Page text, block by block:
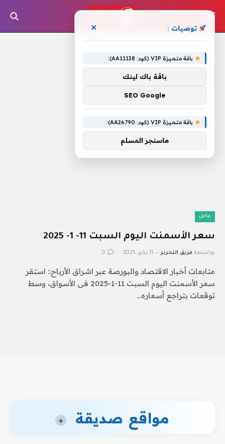
إمفيتامين
عاجل
سعر الأسمنت اليوم السبت 11- 1- 2025
بواسطة فريق التحرير 11 يناير، 2025 0
متابعات أخبار الاقتصاد والبورصة عبر اشراق الأرباح:: استقر
سعر الأسمنت اليوم السبت 11-1-2025 فى الأسواق، وسط
توقعات بتراجع أسعاره…
مواقع صديقة +
توصيات : ×
باقة متميزة VIP (كود: AA11138):
باقة باك لينك
SEO Google
باقة متميزة VIP (كود: AA26790):
ماسنجر المسلم